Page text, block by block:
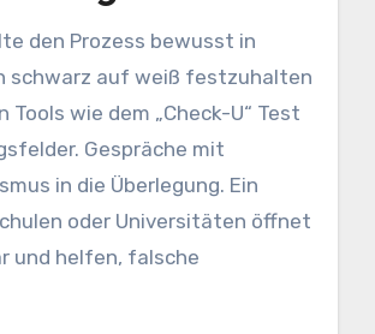
den Prozess bewusst in
schwarz auf weiß festzuhalten
wie dem „Check-U“ Test
Gespräche mit
in die Überlegung. Ein
oder Universitäten öffnet
und helfen, falsche